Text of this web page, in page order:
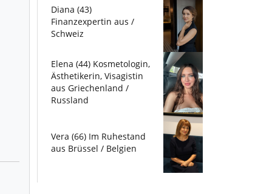
Diana (43)
Finanzexpertin aus /
Schweiz
Elena (44) Kosmetologin,
Ästhetikerin, Visagistin
aus Griechenland /
Russland
Vera (66) Im Ruhestand
aus Brüssel / Belgien